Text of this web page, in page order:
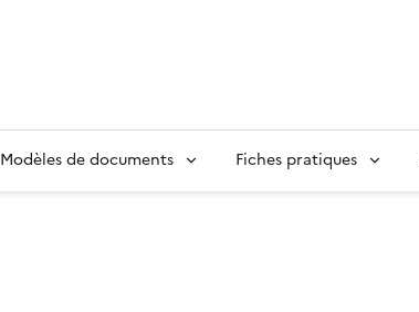
Modèles de documents Fiches pratiques